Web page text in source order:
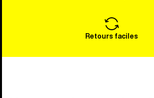
Retours faciles